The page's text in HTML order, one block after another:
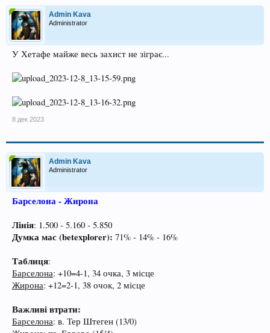
Admin Kava
Administrator
У Хетафе майже весь захист не зіграє...
8 дек 2023
Admin Kava
Administrator
Барселона - Жирона
Лінія: 1.500 - 5.160 - 5.850
Думка мас (betexplorer): 71% - 14% - 16%
Таблиця:
Барселона: +10=4-1, 34 очка, 3 місце
Жирона: +12=2-1, 38 очок, 2 місце
Важливі втрати:
Барселона: в. Тер Штеген (13/0)